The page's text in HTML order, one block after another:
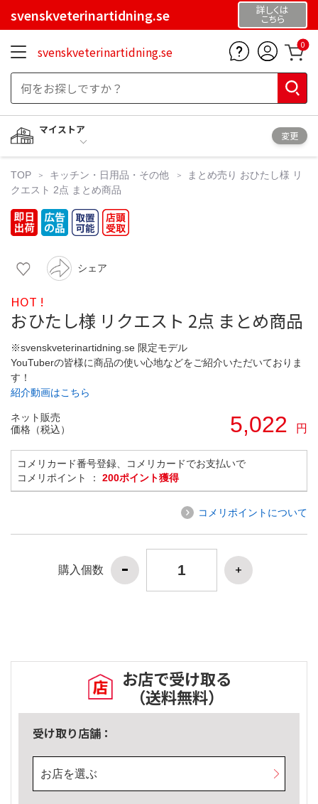
svenskveterinartidning.se 詳しくは
こちら
svenskveterinartidning.se 0
マイストア
変更
TOP キッチン・日用品・その他 まとめ売り おひたし様 リ
クエスト 2点 まとめ商品
シェア
HOT !
おひたし様 リクエスト 2点 まとめ商品
※svenskveterinartidning.se 限定モデル
YouTuberの皆様に商品の使い心地などをご紹介いただいておりま
す！
紹介動画はこちら
ネット販売
価格（税込）
5,022 円
コメリカード番号登録、コメリカードでお支払いで
コメリポイント ： 200ポイント獲得
コメリポイントについて
購入個数
お店で受け取る
（送料無料）
受け取り店舗：
お店を選ぶ